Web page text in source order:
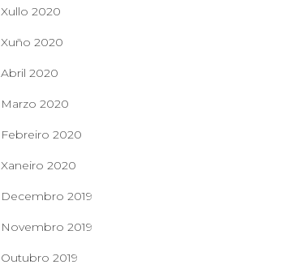
Xullo 2020
Xuño 2020
Abril 2020
Marzo 2020
Febreiro 2020
Xaneiro 2020
Decembro 2019
Novembro 2019
Outubro 2019